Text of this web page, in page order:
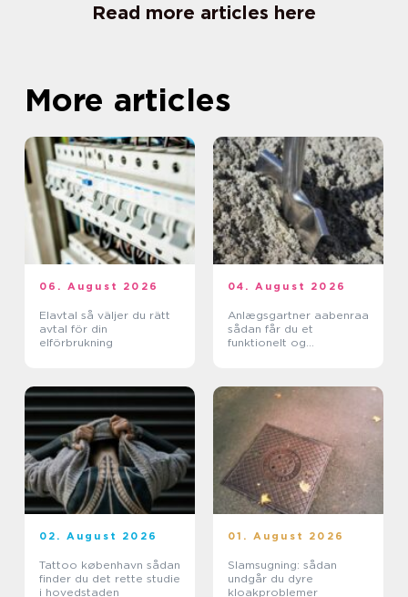
Read more articles here
More articles
06. August 2026
Elavtal så väljer du rätt
avtal för din
elförbrukning
04. August 2026
Anlægsgartner aabenraa
sådan får du et
funktionelt og
02. August 2026
Tattoo københavn sådan
finder du det rette studie
i hovedstaden
01. August 2026
Slamsugning: sådan
undgår du dyre
kloakproblemer